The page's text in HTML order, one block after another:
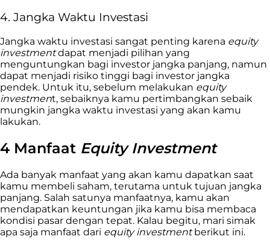
4. Jangka Waktu Investasi
Jangka waktu investasi sangat penting karena equity
investmentdapat menjadi pilihan yang
menguntungkan bagi investor jangka panjang, namun
dapat menjadi risiko tinggi bagi investor jangka
pendek. Untuk itu, sebelum melakukan equity
investment, sebaiknya kamu pertimbangkan sebaik
mungkin jangka waktu investasi yang akan kamu
lakukan.
4 Manfaat Equity Investment
Ada banyak manfaat yang akan kamu dapatkan saat
kamu membeli saham, terutama untuk tujuan jangka
panjang. Salah satunya manfaatnya, kamu akan
mendapatkan keuntungan jika kamu bisa membaca
kondisi pasar dengan tepat. Kalau begitu, mari simak
apa saja manfaat dari equity investmentberikut ini.